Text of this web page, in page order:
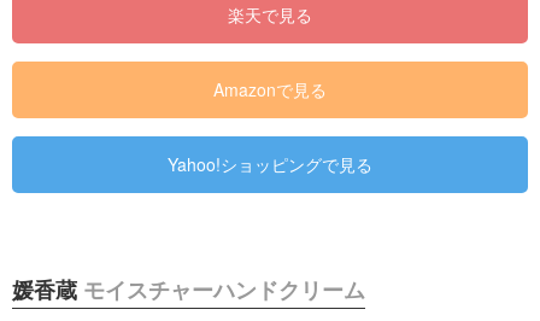
楽天で見る
Amazonで見る
Yahoo!ショッピングで見る
媛香蔵 モイスチャーハンドクリーム